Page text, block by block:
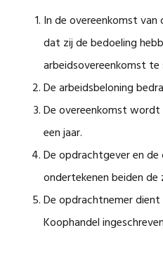
In de overeenkomst
dat zij de bedoeling
arbeidsovereenkomst te
De arbeidsbeloning
De overeenkomst wordt
een jaar.
De opdrachtgever en
ondertekenen beiden
De opdrachtnemer dient
Koophandel